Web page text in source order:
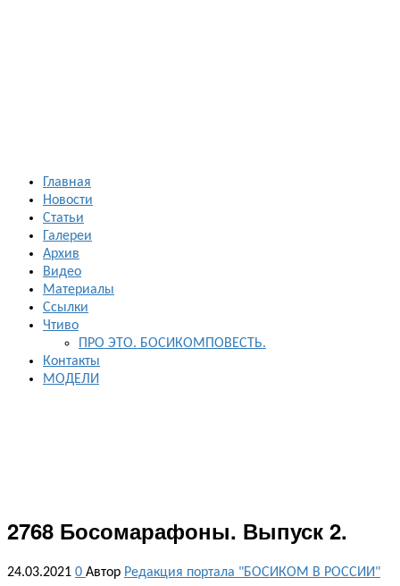
Главная
Новости
Статьи
Галереи
Архив
Видео
Материалы
Ссылки
Чтиво
ПРО ЭТО. БОСИКОМПОВЕСТЬ.
Контакты
МОДЕЛИ
2768 Босомарафоны. Выпуск 2.
24.03.2021 0 Автор Редакция портала "БОСИКОМ В РОССИИ"